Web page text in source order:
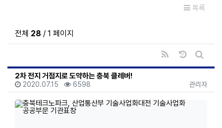
목록
전체 28 / 1 페이지
RSS
날짜순 정렬
게시판
2차 전지 거점지로 도약하는 충북 클레버!
등록자
관리자
등록일
2020.07.15 조회
6598